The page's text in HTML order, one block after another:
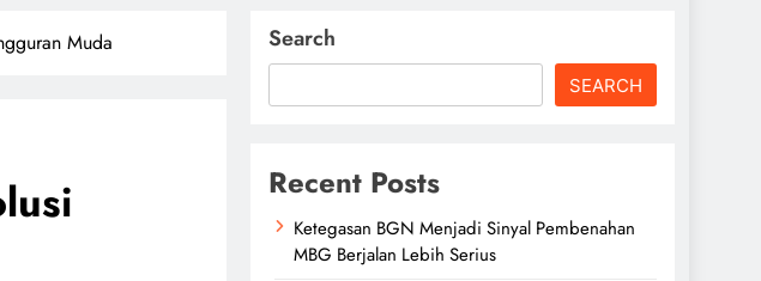
Muda Search
SEARCH
Recent Posts
Ketegasan BGN Menjadi Sinyal Pembenahan
MBG Berjalan Lebih Serius